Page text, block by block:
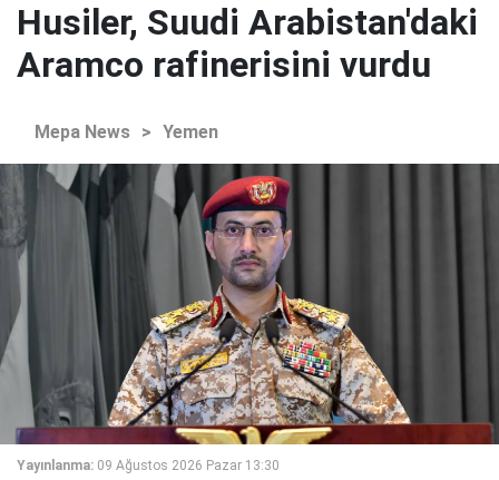
Husiler, Suudi Arabistan'daki
Aramco rafinerisini vurdu
Mepa News > Yemen
Yayınlanma: 09 Ağustos 2026 Pazar 13:30